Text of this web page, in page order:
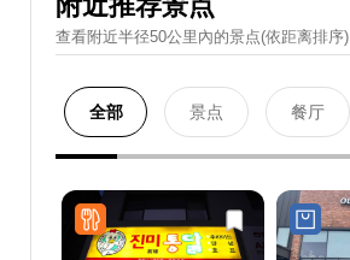
查看附近半径50公里內的景点(依距离排序)
全部 景点 餐厅